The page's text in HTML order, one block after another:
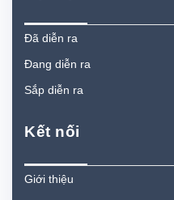
Đã diễn ra
Đang diễn ra
Sắp diễn ra
Kết nối
Giới thiệu